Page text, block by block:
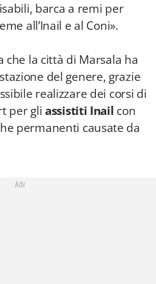
barca a remi per
all’Inail e al Coni».
che la città di Marsala ha
del genere, grazie
realizzare dei corsi di
per gliassistiti Inail con
permanenti causate da
Adv